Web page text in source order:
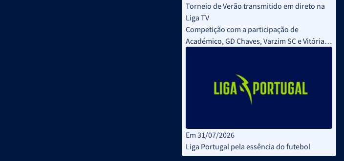
Torneio de Verão transmitido em direto na
Liga TV
Competição com a participação de
Académico, GD Chaves, Varzim SC e Vitória
Em 31/07/2026
Liga Portugal pela essência do futebol